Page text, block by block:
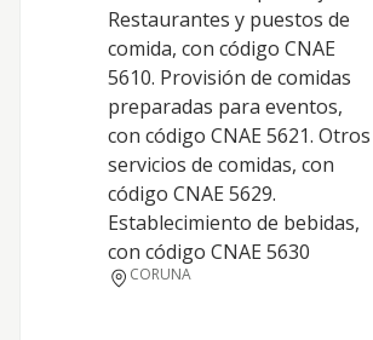
Restaurantes y puestos de
comida, con código CNAE
5610. Provisión de comidas
preparadas para eventos,
con código CNAE 5621. Otros
servicios de comidas, con
código CNAE 5629.
Establecimiento de bebidas,
con código CNAE 5630
CORUNA